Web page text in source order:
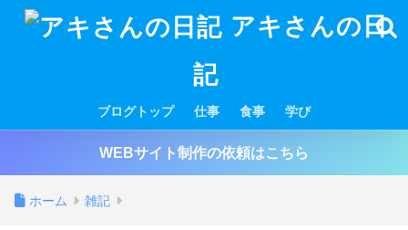
アキさんの日
記
ブログトップ 仕事 食事 学び
WEBサイト制作の依頼はこちら
ホーム 雑記